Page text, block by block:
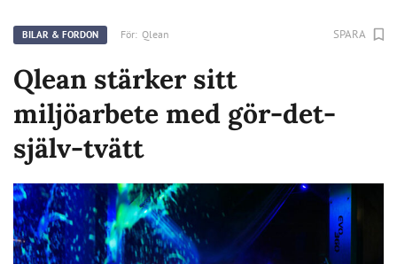
BILAR & FORDON För: Qlean SPARA
Qlean stärker sitt
miljöarbete med gör-det-
själv-tvätt